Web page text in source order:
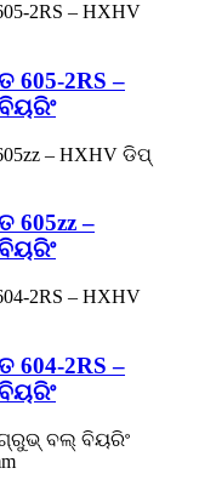
605-2RS –
605zz –
604-2RS –